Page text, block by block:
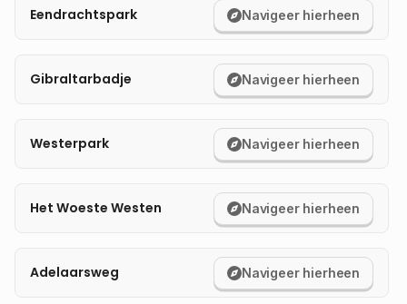
Eendrachtspark Navigeer hierheen
Gibraltarbadje Navigeer hierheen
Westerpark Navigeer hierheen
Het Woeste Westen Navigeer hierheen
Adelaarsweg Navigeer hierheen
locatie